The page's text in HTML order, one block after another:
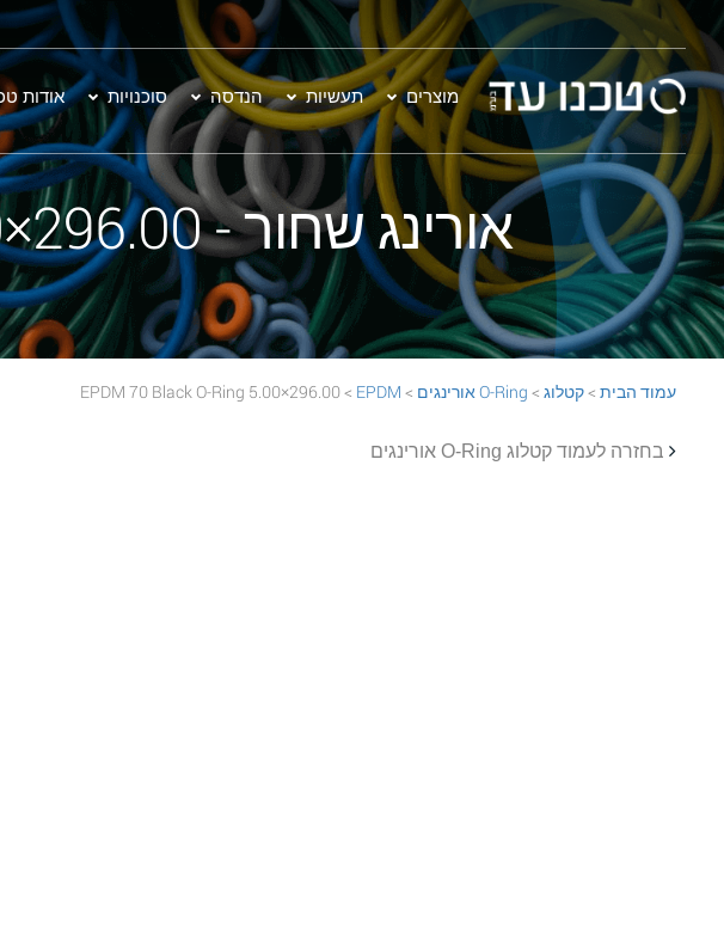
מוצרים תעשיות הנדסה סוכנויות אודות
אורינג שחור - 296.00×5.00 EPDM 70 Black O-Ring
עמוד הבית >קטלוג > O-Ring אורינגים >
EPDM
> 296.00×5.00 EPDM 70 Black O-Ring
בחזרה לעמוד קטלוג O-Ring אורינגים